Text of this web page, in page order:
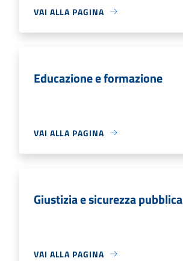
VAI ALLA PAGINA
Educazione e formazione
VAI ALLA PAGINA
Giustizia e sicurezza pubblica
VAI ALLA PAGINA